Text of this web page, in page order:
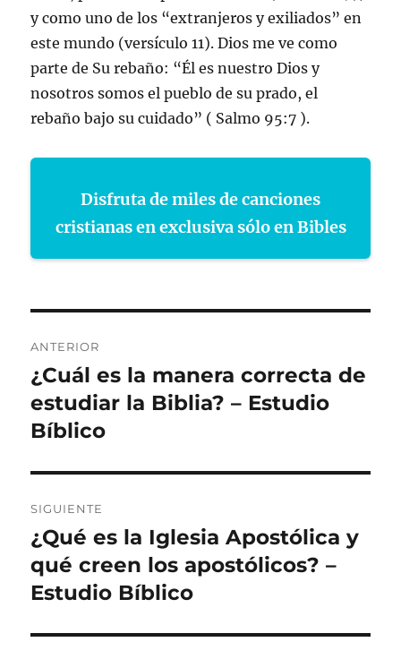
y como uno de los “extranjeros y exiliados” en
este mundo (versículo 11). Dios me ve como
parte de Su rebaño: “Él es nuestro Dios y
nosotros somos el pueblo de su prado, el
rebaño bajo su cuidado” ( Salmo 95:7 ).
Disfruta de miles de canciones
cristianas en exclusiva sólo en Bibles
de
entradas
ANTERIOR
Entrada
anterior:
¿Cuál es la manera correcta de
estudiar la Biblia? – Estudio
Bíblico
SIGUIENTE
Entrada
siguiente:
¿Qué es la Iglesia Apostólica y
qué creen los apostólicos? –
Estudio Bíblico